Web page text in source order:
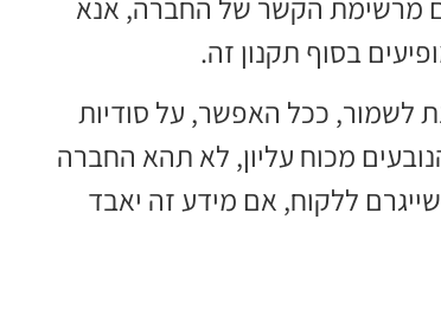
בסוף תקנון זה.
לשמור, ככל האפשר, על סודיות
מכוח עליון, לא תהא החברה
ללקוח, אם מידע זה יאבד